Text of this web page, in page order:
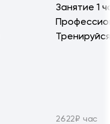
Занятие 1
2622₽ час